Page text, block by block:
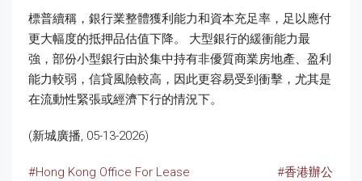
標普續稱，銀行業整體獲利能力和資本充足率，足以應付
更大幅度的抵押品估值下降。 大型銀行的緩衝能力最
強，部份小型銀行由於集中持有非優質商業房地產、盈利
能力較弱，信貸風險較高，因此更容易受到衝擊，尤其是
在流動性緊張或經濟下行的情況下。
(新城廣播, 05-13-2026)
#Hong Kong Office For Lease
#香港辦公